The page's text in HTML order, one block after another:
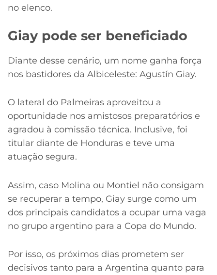
no elenco.
Giay pode ser beneficiado
Diante desse cenário, um nome ganha força
nos bastidores da Albiceleste: Agustín Giay.
O lateral do Palmeiras aproveitou a
oportunidade nos amistosos preparatórios e
agradou à comissão técnica. Inclusive, foi
titular diante de Honduras e teve uma
atuação segura.
Assim, caso Molina ou Montiel não consigam
se recuperar a tempo, Giay surge como um
dos principais candidatos a ocupar uma vaga
no grupo argentino para a Copa do Mundo.
Por isso, os próximos dias prometem ser
decisivos tanto para a Argentina quanto para